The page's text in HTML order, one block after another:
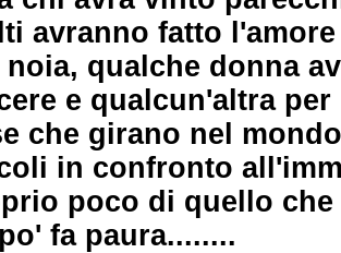
avranno fatto
noia, qualche donna
e qualcun'altra
che girano nel
in confronto
poco di quello
fa paura........